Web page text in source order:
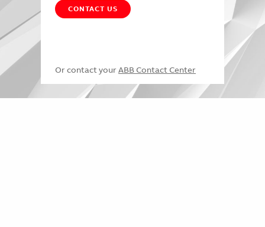
CONTACT US
Or contact your ABB Contact Center